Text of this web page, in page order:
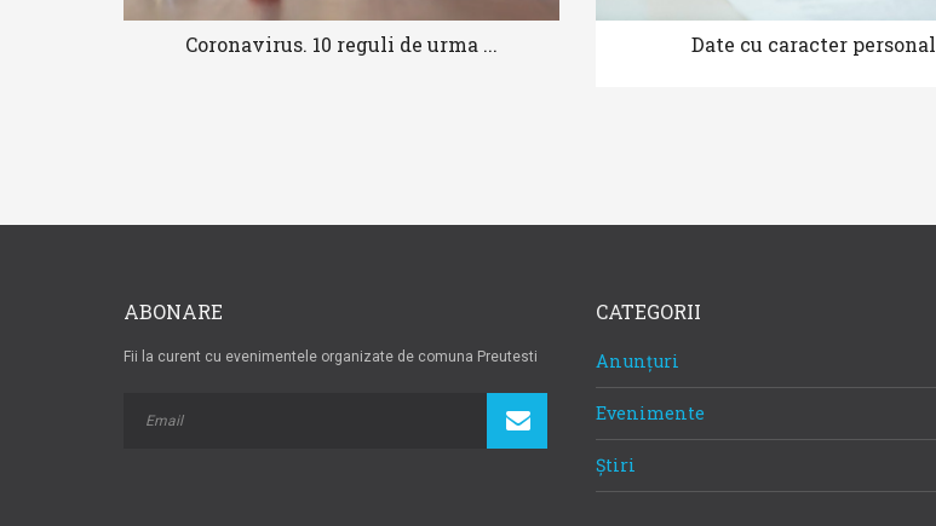
Coronavirus. 10 reguli de urma ... Date cu caracter personal
ABONARE
Fii la curent cu evenimentele organizate de comuna Preutesti
CATEGORII
Anunțuri
Evenimente
Știri